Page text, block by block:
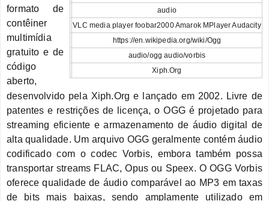
audio
VLC media player foobar2000 Amarok MPlayer Audacity
https://en.wikipedia.org/wiki/Ogg
audio/ogg audio/vorbis
Xiph.Org
formato de
contêiner
multimídia
gratuito e de
código
aberto,
desenvolvido pela Xiph.Org e lançado em 2002. Livre de
patentes e restrições de licença, o OGG é projetado para
streaming eficiente e armazenamento de áudio digital de
alta qualidade. Um arquivo OGG geralmente contém áudio
codificado com o codec Vorbis, embora também possa
transportar streams FLAC, Opus ou Speex. O OGG Vorbis
oferece qualidade de áudio comparável ao MP3 em taxas
de bits mais baixas, sendo amplamente utilizado em